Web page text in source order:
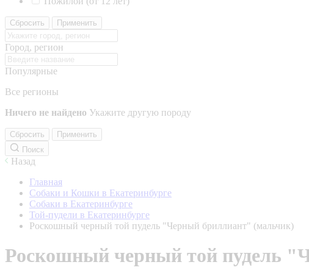
Сбросить Применить
Город, регион
Популярные
Все регионы
Ничего не найдено Укажите другую породу
Сбросить
Применить
Поиск
Назад
Главная
Собаки и Кошки в Екатеринбурге
Собаки в Екатеринбурге
Той-пудели в Екатеринбурге
Роскошный черный той пудель "Черный бриллиант" (мальчик)
Роскошный черный той пудель